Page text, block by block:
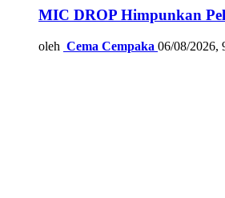
MIC DROP Himpunkan
oleh Cema Cempaka 06/08/2026,